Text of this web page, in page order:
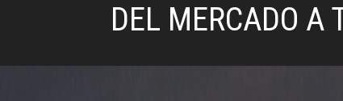
DEL MERCADO A